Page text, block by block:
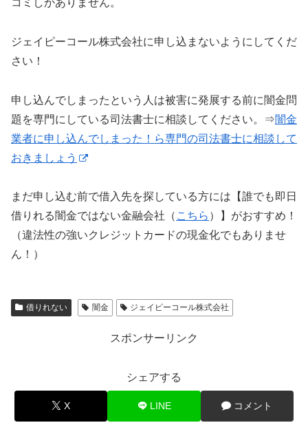
コミしかありません。
ジェイピーコール株式会社に申し込まないようにしてくだ
さい！
申し込んでしまったという人は被害に発展する前に闇金問
題を専門にしている司法書士に相談してください。⇒闇金
業者に申し込んでしまった！ら専門の司法書士に相談して
おきましょう
まだ申し込む前で借入先を探している方には【誰でも即日
借りれる闇金ではない金融会社（ こちら ）】がおすすめ！
（違法性の強いクレジットカードの現金化でもありませ
ん！）
借りれない 闇金 ジェイピーコール株式会社
スポンサーリンク
シェアする
X LINE コメント